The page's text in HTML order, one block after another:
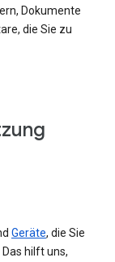
Dokumente
die Sie zu
Geräte, die Sie
hilft uns,